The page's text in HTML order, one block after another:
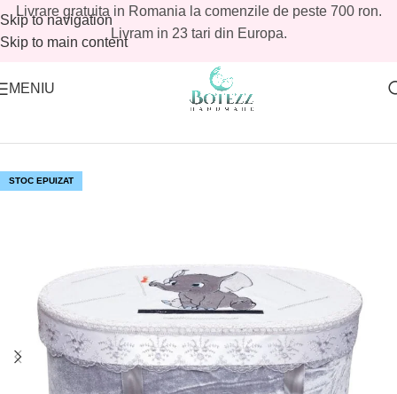
Skip to navigation
Skip to main content
Livrare gratuita in Romania la comenzile de peste 700 ron.
Livram in 23 tari din Europa.
MENIU
Cufere trusouri baieti
STOC EPUIZAT